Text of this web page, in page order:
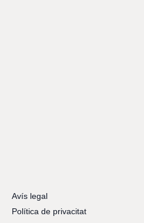
Avís legal
Política de privacitat